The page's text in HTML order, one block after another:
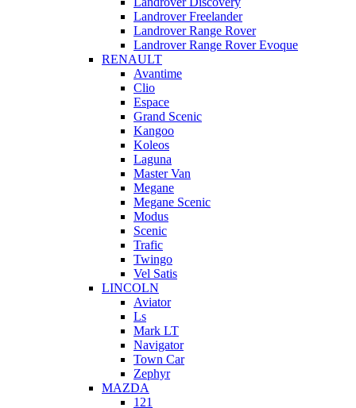
Landrover Freelander
Landrover Range Rover
Landrover Range Rover Evoque
RENAULT
Avantime
Clio
Espace
Grand Scenic
Kangoo
Koleos
Laguna
Master Van
Megane
Megane Scenic
Modus
Scenic
Trafic
Twingo
Vel Satis
LINCOLN
Aviator
Ls
Mark LT
Navigator
Town Car
Zephyr
MAZDA
121